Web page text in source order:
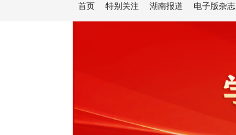
首页 特别关注 湖南报道 电子版杂志